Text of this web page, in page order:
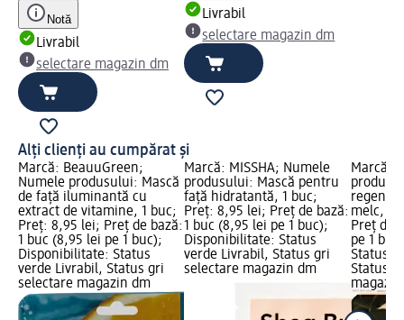
Notă
Livrabil
selectare magazin dm
Livrabil
selectare magazin dm
Alți clienți au cumpărat și
Marcă: BeauuGreen;
Numele produsului: Mască
de față iluminantă cu
extract de vitamine, 1 buc;
Preț: 8,95 lei; Preț de bază:
1 buc (8,95 lei pe 1 buc);
Disponibilitate: Status
verde Livrabil, Status gri
selectare magazin dm
Marcă: MISSHA; Numele
produsului: Mască pentru
față hidratantă, 1 buc;
Preț: 8,95 lei; Preț de bază:
1 buc (8,95 lei pe 1 buc);
Disponibilitate: Status
verde Livrabil, Status gri
selectare magazin dm
Marcă:
melc, 1
Preț de
pe 1
Status
Status